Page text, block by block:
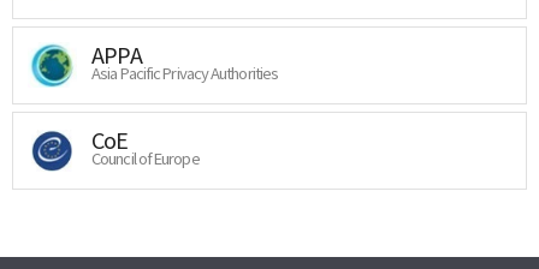
APPA
Asia Pacific Privacy Authorities
CoE
Council of Europe